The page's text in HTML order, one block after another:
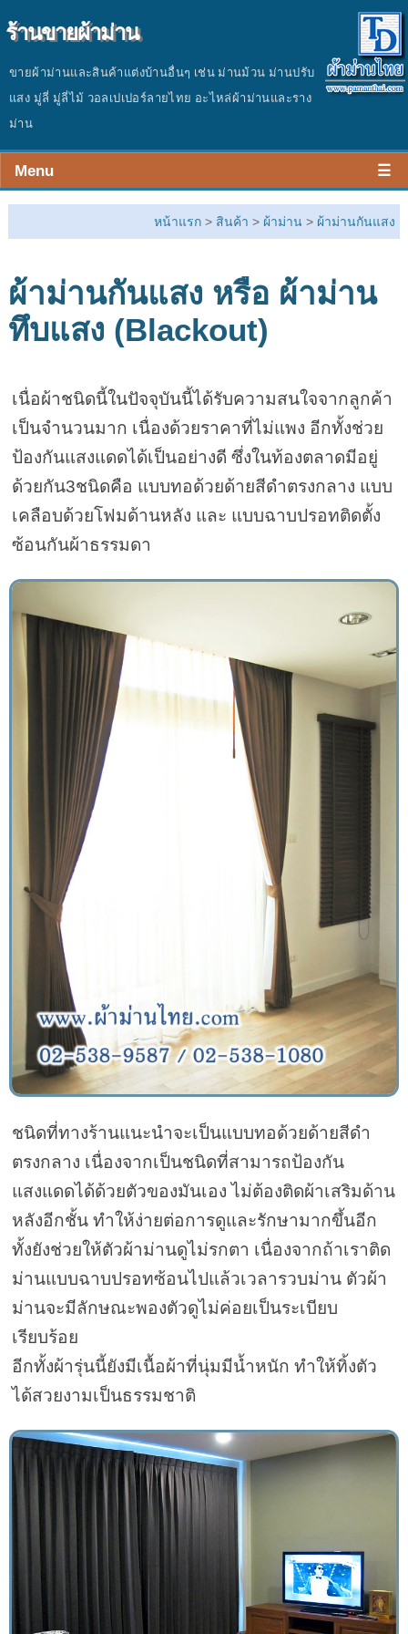
ร้านขายผ้าม่าน
ขายผ้าม่านและสินค้าแต่งบ้านอื่นๆ เช่น ม่านม้วน ม่านปรับ
แสง มู่ลี่ มู่ลี่ไม้ วอลเปเปอร์ลายไทย อะไหล่ผ้าม่านและราง
ม่าน
Menu ☰
หน้าร้าน
ผลงาน
ประเมินราคา
บทความ
หน้าแรก > สินค้า > ผ้าม่าน > ผ้าม่านกันแสง
ผ้าม่านกันแสง หรือ ผ้าม่าน
ทึบแสง (Blackout)
เนื่อผ้าชนิดนี้ในปัจจุบันนี้ได้รับความสนใจจากลูกค้า
เป็นจำนวนมาก เนื่องด้วยราคาที่ไม่แพง อีกทั้งช่วย
ป้องกันแสงแดดได้เป็นอย่างดี ซึ่งในท้องตลาดมีอยู่
ด้วยกัน3ชนิดคือ แบบทอด้วยด้ายสีดำตรงกลาง แบบ
เคลือบด้วยโฟมด้านหลัง และ แบบฉาบปรอทติดตั้ง
ซ้อนกันผ้าธรรมดา
ชนิดที่ทางร้านแนะนำจะเป็นแบบทอด้วยด้ายสีดำ
ตรงกลาง เนื่องจากเป็นชนิดที่สามารถป้องกัน
แสงแดดได้ด้วยตัวของมันเอง ไม่ต้องติดผ้าเสริมด้าน
หลังอีกชั้น ทำให้ง่ายต่อการดูและรักษามากขึ้นอีก
ทั้งยังช่วยให้ตัวผ้าม่านดูไม่รกตา เนื่องจากถ้าเราติด
ม่านแบบฉาบปรอทซ้อนไปแล้วเวลารวบม่าน ตัวผ้า
ม่านจะมีลักษณะพองตัวดูไม่ค่อยเป็นระเบียบ
เรียบร้อย
อีกทั้งผ้ารุ่นนี้ยังมีเนื้อผ้าที่นุ่มมีน้ำหนัก ทำให้ทิ้งตัว
ได้สวยงามเป็นธรรมชาติ